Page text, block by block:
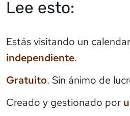
Lee esto:
Estás visitando un
independiente.
Gratuito. Sin ánimo de
Creado y gestionado por